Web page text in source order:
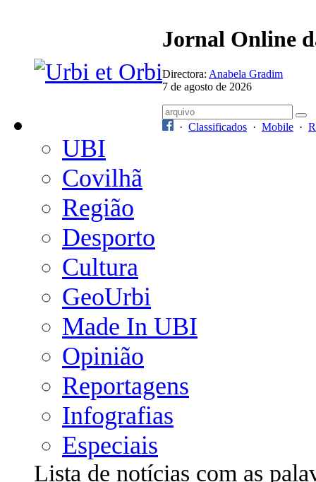
Jornal Online
Directora: Anabela Gradim
7 de agosto de 2026
· Classificados · Mobile ·
UBI
Covilhã
Região
Desporto
Cultura
GeoUrbi
Made In UBI
Opinião
Reportagens
Infografias
Especiais
Lista de notícias com as